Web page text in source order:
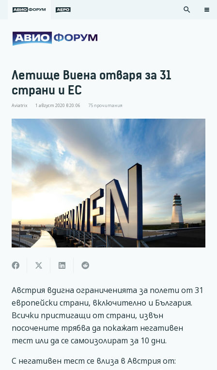
search
Летище Виена отваря за 31
страни и ЕС
Aviatrix 1 август 2020 в 20:06 75 прочитания
Австрия вдигна ограниченията за полети от 31
европейски страни, включително и България.
Всички пристигащи от страни, извън
посочените трябва да покажат негативен
тест или да се самоизолират за 10 дни.
С негативен тест се влиза в Австрия от: